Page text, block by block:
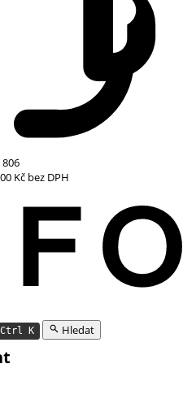
806
Kč bez DPH
Ctrl K Hledat